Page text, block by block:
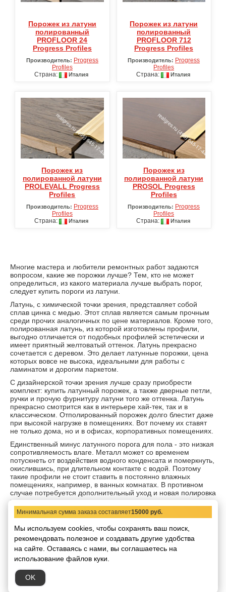
Порожек из латуни
полированный
PROFLOOR 24
Progress Profiles
Производитель: Progress
Profiles
Страна:
Италия
Порожек из латуни
полированный
PROFLOOR 712
Progress Profiles
Производитель: Progress
Profiles
Страна:
Италия
Порожек из
полированной латуни
PROLEVALL Progress
Profiles
Производитель: Progress
Profiles
Страна:
Италия
Порожек из
полированной латуни
PROSOL Progress
Profiles
Производитель: Progress
Profiles
Страна:
Италия
Многие мастера и любители ремонтных работ задаются
вопросом, какие же порожки лучше? Тем, кто не может
определиться, из какого материала лучше выбрать порог,
следует купить пороги из латуни.
Латунь, с химической точки зрения, представляет собой
сплав цинка с медью. Этот сплав является самым прочным
среди прочих аналогичных по цене материалов. Кроме того,
полированная латунь, из которой изготовлены профили,
выгодно отличается от подобных профилей эстетически и
имеет приятный желтоватый оттенок. Латунь прекрасно
сочетается с деревом. Это делает латунные порожки, цена
которых вовсе не высока, идеальными для работы с
ламинатом и дорогим паркетом.
С дизайнерской точки зрения лучше сразу приобрести
комплект: купить латунный порожек, а также дверные петли,
ручки и прочую фурнитуру латуни того же оттенка. Латунь
прекрасно смотрится как в интерьере хай-тек, так и в
классическом. Отполированный порожек долго блестит даже
при высокой нагрузке в помещениях. Вот почему их ставят
не только дома, но и в офисах, корпоративных помещениях.
Единственный минус латунного порога для пола - это низкая
сопротивляемость влаге. Металл может со временем
потускнеть от воздействия водного конденсата и померкнуть,
окислившись, при длительном контакте с водой. Поэтому
такие профили не стоит ставить в постоянно влажных
помещениях, например, в ванных комнатах. В противном
случае потребуется дополнительный уход и новая полировка
через некоторое время после монтажа.
Выбирая вид порожка, покупатель должен обратить свое
расстояние между соединениями разнородных
покрытий;
типы покрытий;
расхождение по высоте;
прочие);
способ крепежа порожка.
Минимальная сумма заказа составляет15000 руб.
Мы используем cookies, чтобы сохранять ваш поиск,
рекомендовать полезное и создавать другие удобства
на сайте. Оставаясь с нами, вы соглашаетесь на
использование файлов куки.
OK